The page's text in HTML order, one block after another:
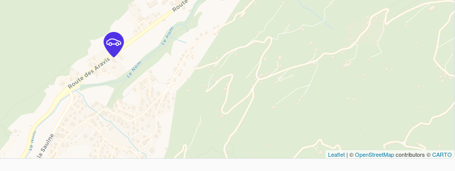
Leaflet | ©OpenStreetMapcontributors ©CARTO